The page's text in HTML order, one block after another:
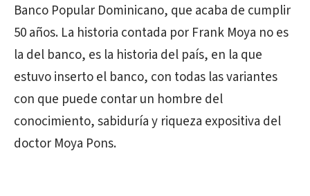
Banco Popular Dominicano, que acaba de cumplir
50 años. La historia contada por Frank Moya no es
la del banco, es la historia del país, en la que
estuvo inserto el banco, con todas las variantes
con que puede contar un hombre del
conocimiento, sabiduría y riqueza expositiva del
doctor Moya Pons.